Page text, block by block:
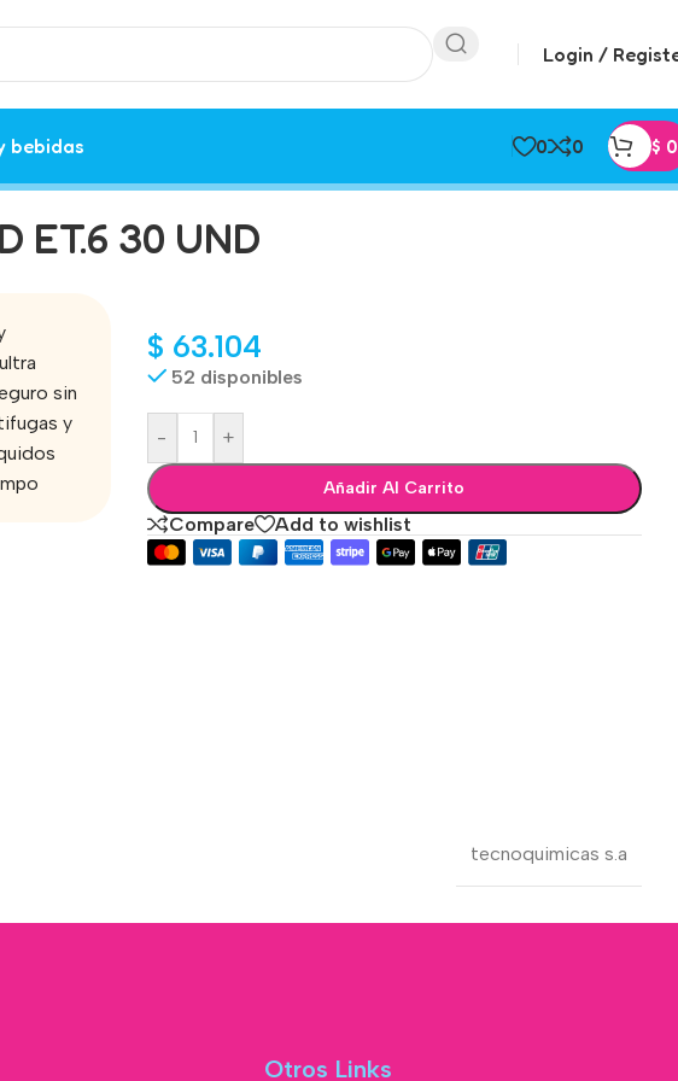
Login /
bebidas 0 0 $ 0
ET.6 30 UND
sin
y
$ 63.104
52 disponibles
- +
Añadir Al Carrito
Compare Add to wishlist
tecnoquimicas s.a
Otros Links